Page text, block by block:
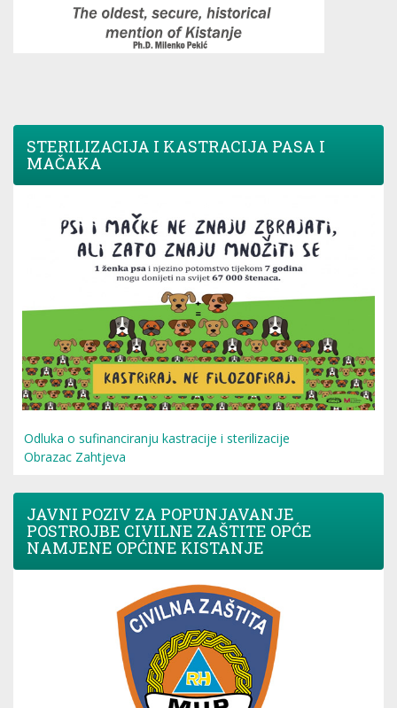
STERILIZACIJA I KASTRACIJA PASA I
MAČAKA
Odluka o sufinanciranju kastracije i sterilizacije
Obrazac Zahtjeva
JAVNI POZIV ZA POPUNJAVANJE
POSTROJBE CIVILNE ZAŠTITE OPĆE
NAMJENE OPĆINE KISTANJE